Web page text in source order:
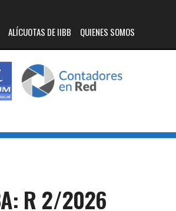
ALÍCUOTAS DE IIBB QUIENES SOMOS
R 2/2026